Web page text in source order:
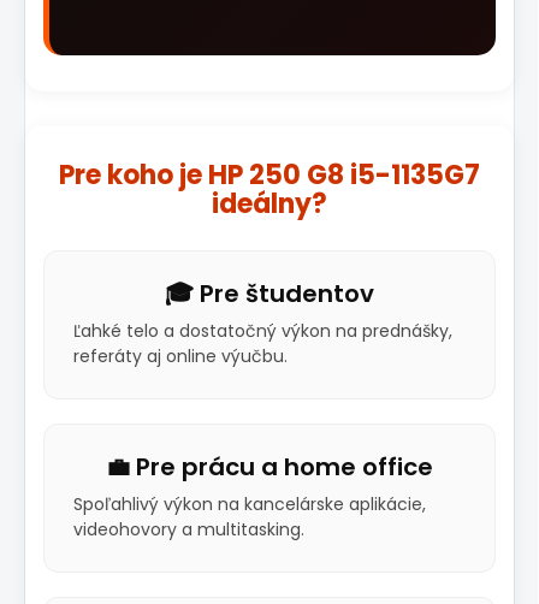
Pre koho je HP 250 G8 i5-1135G7
ideálny?
🎓 Pre študentov
Ľahké telo a dostatočný výkon na prednášky,
referáty aj online výučbu.
💼 Pre prácu a home office
Spoľahlivý výkon na kancelárske aplikácie,
videohovory a multitasking.